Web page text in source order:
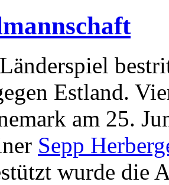
Estland.
am 25.
Sepp
wurde die